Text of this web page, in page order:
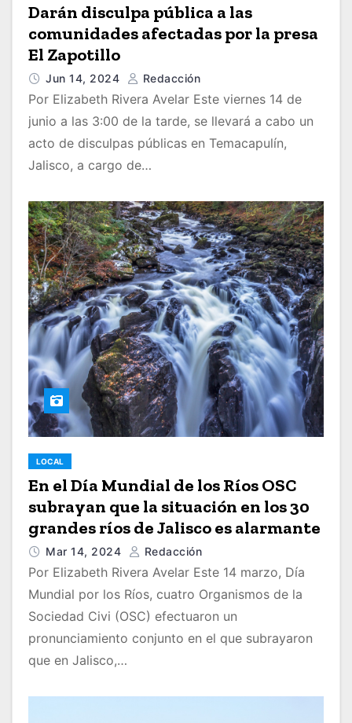
Darán disculpa pública a las
comunidades afectadas por la presa
El Zapotillo
Jun 14, 2024 Redacción
Por Elizabeth Rivera Avelar Este viernes 14 de
junio a las 3:00 de la tarde, se llevará a cabo un
acto de disculpas públicas en Temacapulín,
Jalisco, a cargo de…
LOCAL
En el Día Mundial de los Ríos OSC
subrayan que la situación en los 30
grandes ríos de Jalisco es alarmante
Mar 14, 2024 Redacción
Por Elizabeth Rivera Avelar Este 14 marzo, Día
Mundial por los Ríos, cuatro Organismos de la
Sociedad Civi (OSC) efectuaron un
pronunciamiento conjunto en el que subrayaron
que en Jalisco,…